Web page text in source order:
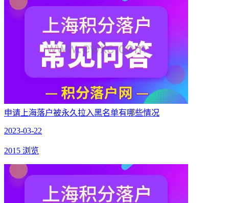
申请上海落户被永久拉入黑名单有哪些情况
2023-03-22
2015 浏览